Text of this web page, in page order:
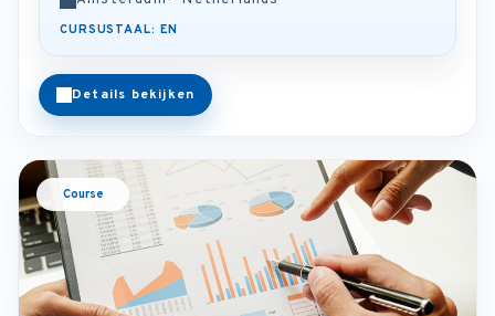
CURSUSTAAL: EN
Details bekijken
Course